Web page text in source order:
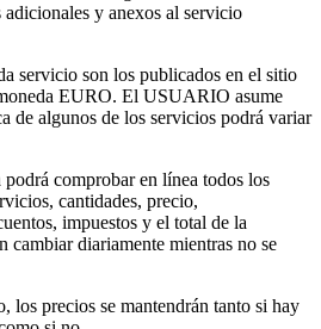
y anexos al servicio
servicio son los publicados en el sitio
EURO. El USUARIO asume
de algunos de los servicios podrá variar
comprobar en línea todos los
cantidades, precio,
impuestos y el total de la
cambiar diariamente mientras no se
los precios se mantendrán tanto si hay